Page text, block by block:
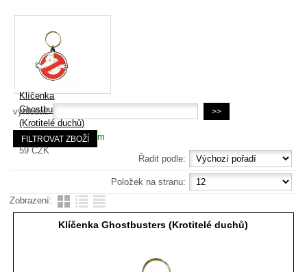
Klíčenka
Ghostbusters
(Krotitelé duchů)
Dostupnost:Skladem
59CZK
vyhledat:
Řadit podle:
Položek na stranu:
Zobrazení:
Klíčenka Ghostbusters (Krotitelé duchů)